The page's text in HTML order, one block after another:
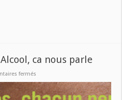
ca nous parle
fermés
Drogue,
Alcool,